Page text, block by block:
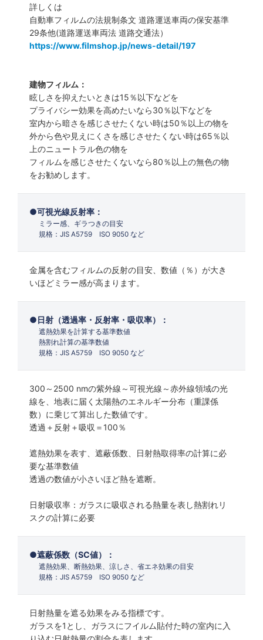
詳しくは
自動車フィルムの法規制条文 道路運送車両の保安基準
29条他(道路運送車両法 道路交通法）
https://www.filmshop.jp/news-detail/197
建物フィルム：
眩しさを抑えたいときは15％以下などを
プライバシー効果を高めたいなら30％以下などを
室内から暗さを感じさせたくない時は50％以上の物を
外から色や見えにくさを感じさせたくない時は65％以
上のニュートラル色の物を
フィルムを感じさせたくないなら80％以上の無色の物
をお勧めします。
可視光線反射率：
ミラー感、ギラつきの目安
規格：JIS A5759 ISO 9050 など
金属を含むフィルムの反射の目安、数値（％）が大き
いほどミラー感が高まります。
日射（透過率・反射率・吸収率）：
遮熱効果を計算する基準数値
熱割れ計算の基準数値
規格：JIS A5759 ISO 9050 など
300～2500 nmの紫外線～可視光線～赤外線領域の光
線を、地表に届く太陽熱のエネルギー分布（重課係
数）に乗じて算出した数値です。
透過＋反射＋吸収＝100％
遮熱効果を表す、遮蔽係数、日射熱取得率の計算に必
要な基準数値
透過の数値が小さいほど熱を遮断。
日射吸収率：ガラスに吸収される熱量を表し熱割れリ
スクの計算に必要
遮蔽係数（SC値）：
遮熱効果、断熱効果、涼しさ、省エネ効果の目安
規格：JIS A5759 ISO 9050 など
日射熱量を遮る効果をみる指標です。
ガラスを1とし、ガラスにフイルム貼付た時の室内に入